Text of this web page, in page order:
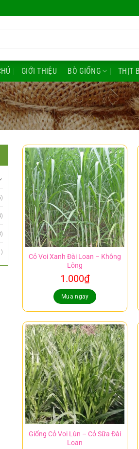
GIỚI THIỆU BÒ GIỐNG THỊT
Cỏ Voi Xanh Đài Loan – Không
Lông
1.000₫
Mua ngay
Giống Cỏ Voi Lùn – Cỏ Sữa Đài
Loan